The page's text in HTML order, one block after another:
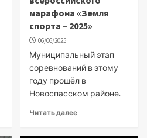
марафона «Земля
спорта – 2025»
06/06/2025
Муниципальный этап
соревнований в этому
году прошёл в
Новоспасском районе.
Читать далее